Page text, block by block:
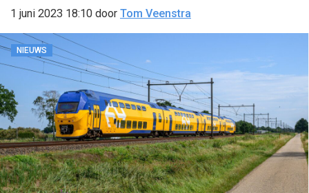
1 juni 2023 18:10 door Tom Veenstra
NIEUWS